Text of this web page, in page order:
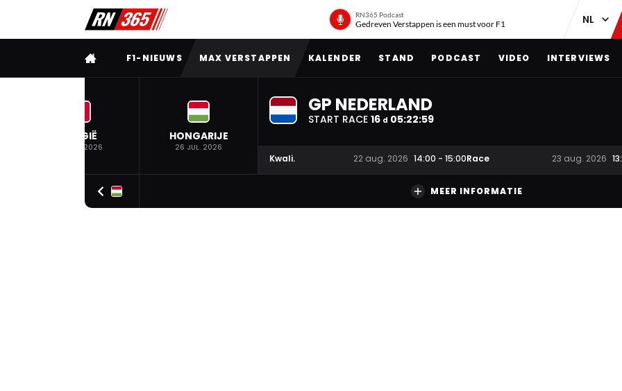
RN365 Podcast
Gedreven Verstappen is een must voor F1
VOLLEDIG MENU
F1-NIEUWS MAX VERSTAPPEN KALENDER STAND PODCAST VIDEO INTERVIEWS
BELGIË
19 JUL. 2026
HONGARIJE
26 JUL. 2026
GP NEDERLAND
START RACE 16 d 05:22:58
Kwali. 22 aug. 2026 14:00 - 15:00Race 23 aug. 2026
MEER INFORMATIE